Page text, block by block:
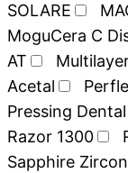
SOLARE
MoguCera C
AT
Acetal
Pressing
Razor 1300
Sapphire